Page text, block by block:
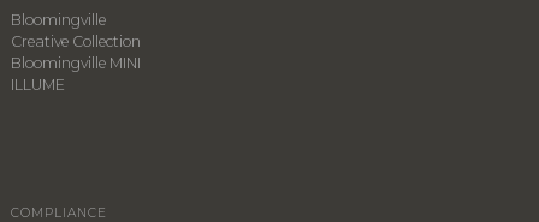
Bloomingville
Creative Collection
Bloomingville MINI
ILLUME
COMPLIANCE